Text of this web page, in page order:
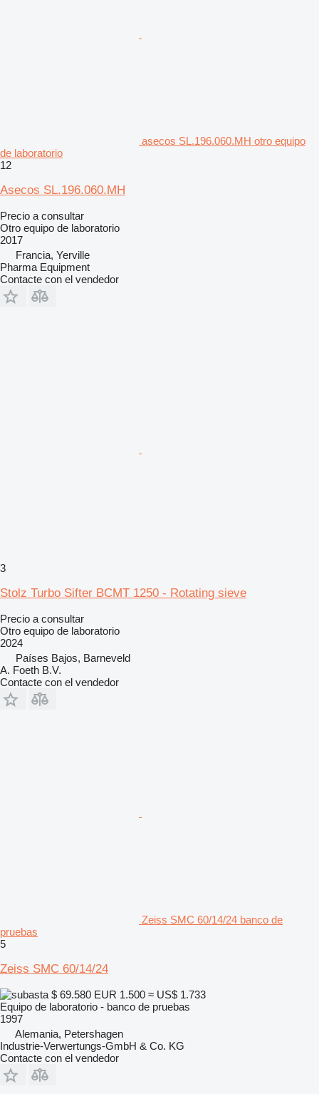
asecos SL.196.060.MH otro equipo
de laboratorio
12
Asecos SL.196.060.MH
Precio a consultar
Otro equipo de laboratorio
2017
Francia, Yerville
Pharma Equipment
Contacte con el vendedor
3
Stolz Turbo Sifter BCMT 1250 - Rotating sieve
Precio a consultar
Otro equipo de laboratorio
2024
Países Bajos, Barneveld
A. Foeth B.V.
Contacte con el vendedor
Zeiss SMC 60/14/24 banco de
pruebas
5
Zeiss SMC 60/14/24
$ 69.580 EUR 1.500 ≈ US$ 1.733
Equipo de laboratorio - banco de pruebas
1997
Alemania, Petershagen
Industrie-Verwertungs-GmbH & Co. KG
Contacte con el vendedor